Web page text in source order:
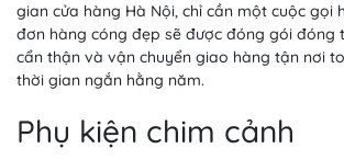
gian cửa hàng Hà Nội, chỉ cần một cuộc gọi
đơn hàng cóng đẹp sẽ được đóng gói đóng
cẩn thận và vận chuyển giao hàng tận nơi
thời gian ngắn hằng năm.
Phụ kiện chim cảnh